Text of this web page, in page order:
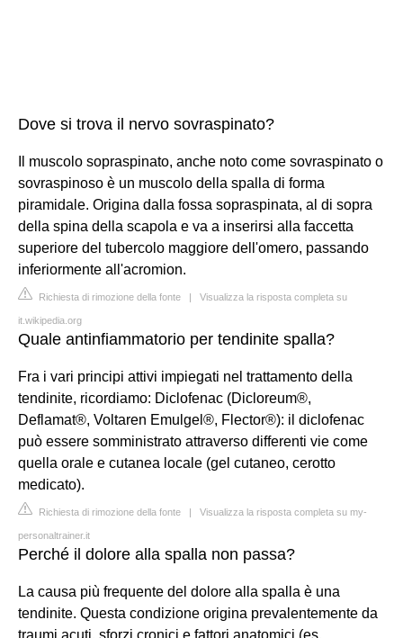
Dove si trova il nervo sovraspinato?
Il muscolo sopraspinato, anche noto come sovraspinato o
sovraspinoso è un muscolo della spalla di forma
piramidale. Origina dalla fossa sopraspinata, al di sopra
della spina della scapola e va a inserirsi alla faccetta
superiore del tubercolo maggiore dell'omero, passando
inferiormente all'acromion.
Richiesta di rimozione della fonte | Visualizza la risposta completa su
it.wikipedia.org
Quale antinfiammatorio per tendinite spalla?
Fra i vari principi attivi impiegati nel trattamento della
tendinite, ricordiamo: Diclofenac (Dicloreum®,
Deflamat®, Voltaren Emulgel®, Flector®): il diclofenac
può essere somministrato attraverso differenti vie come
quella orale e cutanea locale (gel cutaneo, cerotto
medicato).
Richiesta di rimozione della fonte | Visualizza la risposta completa su my-
personaltrainer.it
Perché il dolore alla spalla non passa?
La causa più frequente del dolore alla spalla è una
tendinite. Questa condizione origina prevalentemente da
traumi acuti, sforzi cronici e fattori anatomici (es.